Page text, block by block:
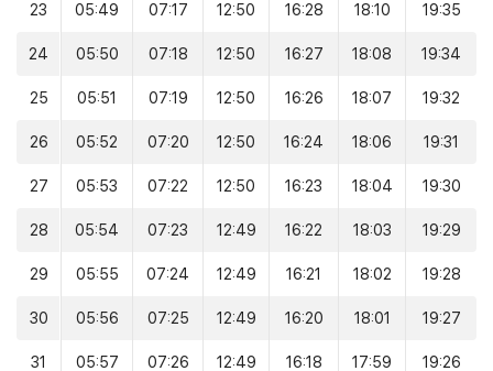
23 05:49 07:17 12:50 16:28 18:10 19:35
24 05:50 07:18 12:50 16:27 18:08 19:34
25 05:51 07:19 12:50 16:26 18:07 19:32
26 05:52 07:20 12:50 16:24 18:06 19:31
27 05:53 07:22 12:50 16:23 18:04 19:30
28 05:54 07:23 12:49 16:22 18:03 19:29
29 05:55 07:24 12:49 16:21 18:02 19:28
30 05:56 07:25 12:49 16:20 18:01 19:27
31 05:57 07:26 12:49 16:18 17:59 19:26